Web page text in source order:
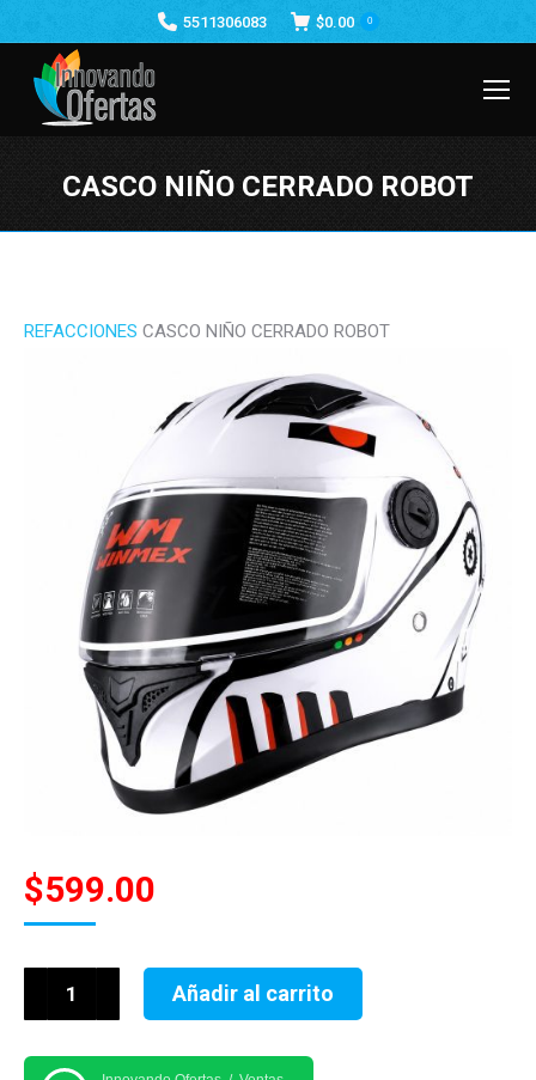
5511306083 $0.00 0
CASCO NIÑO CERRADO ROBOT
REFACCIONES CASCO NIÑO CERRADO ROBOT
$599.00
CASCO
NIÑO
Añadir al carrito